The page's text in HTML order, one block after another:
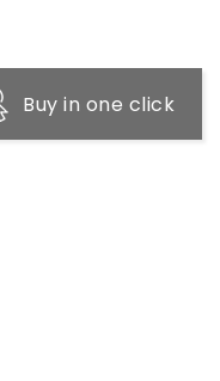
Buy in one click